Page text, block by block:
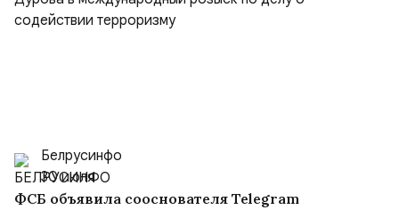
Белрусинфо
30 июля
ФСБ объявила сооснователя Telegram